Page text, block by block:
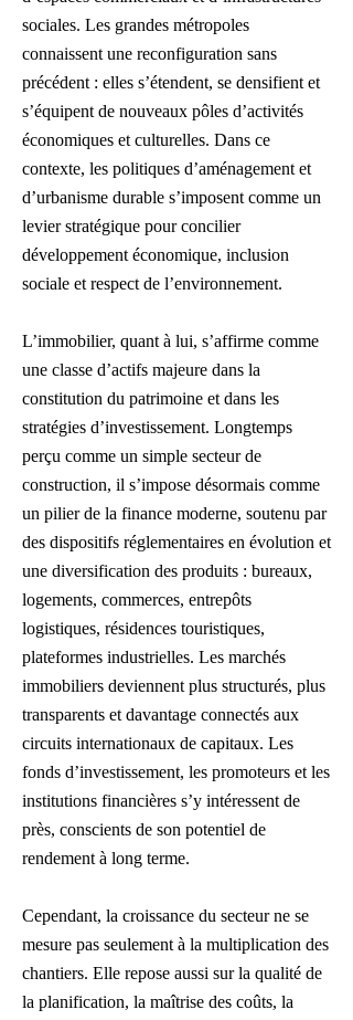
sociales. Les grandes métropoles
connaissent une reconfiguration sans
précédent : elles s’étendent, se densifient et
s’équipent de nouveaux pôles d’activités
économiques et culturelles. Dans ce
contexte, les politiques d’aménagement et
d’urbanisme durable s’imposent comme un
levier stratégique pour concilier
développement économique, inclusion
sociale et respect de l’environnement.
L’immobilier, quant à lui, s’affirme comme
une classe d’actifs majeure dans la
constitution du patrimoine et dans les
stratégies d’investissement. Longtemps
perçu comme un simple secteur de
construction, il s’impose désormais comme
un pilier de la finance moderne, soutenu par
des dispositifs réglementaires en évolution et
une diversification des produits : bureaux,
logements, commerces, entrepôts
logistiques, résidences touristiques,
plateformes industrielles. Les marchés
immobiliers deviennent plus structurés, plus
transparents et davantage connectés aux
circuits internationaux de capitaux. Les
fonds d’investissement, les promoteurs et les
institutions financières s’y intéressent de
près, conscients de son potentiel de
rendement à long terme.
Cependant, la croissance du secteur ne se
mesure pas seulement à la multiplication des
chantiers. Elle repose aussi sur la qualité de
la planification, la maîtrise des coûts, la